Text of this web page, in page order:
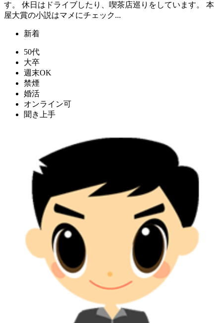
す。 休日はドライブしたり、喫茶店巡りをしています。 本
屋大賞の小説はマメにチェック...
新着
50代
大卒
週末OK
禁煙
婚活
オンライン可
聞き上手